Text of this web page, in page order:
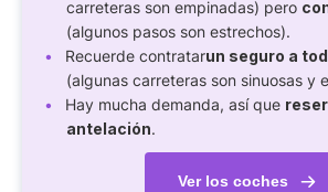
carreteras son empinadas) pero
(algunos pasos son estrechos).
Recuerde contratarun seguro a
(algunas carreteras son sinuosas y
Hay mucha demanda, así que
antelación.
Ver los coches